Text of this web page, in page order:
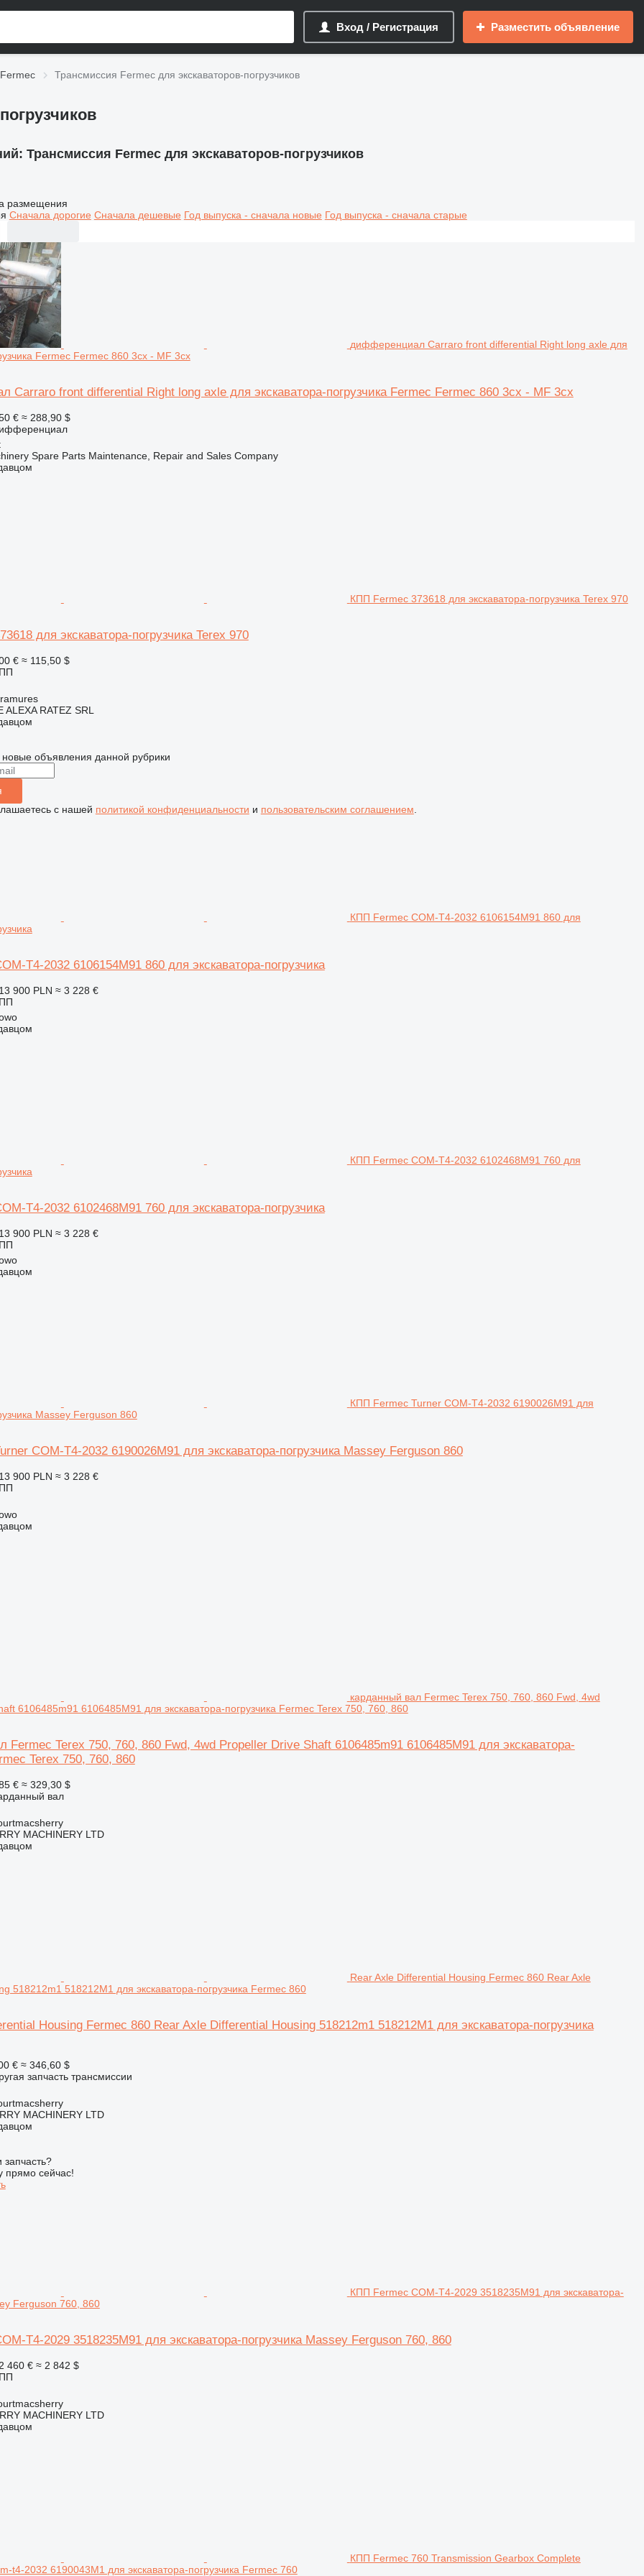
Вход / Регистрация Разместить объявление
Трансмиссия Fermec для экскаваторов-погрузчиков
Трансмиссия Fermec для экскаваторов-погрузчиков
размещения
Сначала дорогие Сначала дешевые Год выпуска - сначала новые Год выпуска - сначала старые
дифференциал Carraro front differential Right long axle для
Fermec Fermec 860 3cx - MF 3cx
Carraro front differential Right long axle для экскаватора-погрузчика Fermec Fermec 860 3cx - MF 3cx
€ ≈ 288,90 $
Spare Parts Maintenance, Repair and Sales Company
КПП Fermec 373618 для экскаватора-погрузчика Terex 970
для экскаватора-погрузчика Terex 970
€ ≈ 115,50 $
ALEXA RATEZ SRL
объявления данной рубрики
с нашей политикой конфиденциальности и пользовательским соглашением
КПП Fermec COM-T4-2032 6106154M91 860 для
T4-2032 6106154M91 860 для экскаватора-погрузчика
13 900 PLN ≈ 3 228 €
КПП Fermec COM-T4-2032 6102468M91 760 для
T4-2032 6102468M91 760 для экскаватора-погрузчика
13 900 PLN ≈ 3 228 €
КПП Fermec Turner COM-T4-2032 6190026M91 для
Massey Ferguson 860
COM-T4-2032 6190026M91 для экскаватора-погрузчика Massey Ferguson 860
13 900 PLN ≈ 3 228 €
карданный вал Fermec Terex 750, 760, 860 Fwd, 4wd
6106485m91 6106485M91 для экскаватора-погрузчика Fermec Terex 750, 760, 860
Fermec Terex 750, 760, 860 Fwd, 4wd Propeller Drive Shaft 6106485m91 6106485M91 для экскаватора-
Terex 750, 760, 860
€ ≈ 329,30 $
вал
MACHINERY LTD
Rear Axle Differential Housing Fermec 860 Rear Axle
518212m1 518212M1 для экскаватора-погрузчика Fermec 860
Housing Fermec 860 Rear Axle Differential Housing 518212m1 518212M1 для экскаватора-погрузчика
€ ≈ 346,60 $
запчасть трансмиссии
MACHINERY LTD
прямо сейчас!
КПП Fermec COM-T4-2029 3518235M91 для экскаватора-
Ferguson 760, 860
T4-2029 3518235M91 для экскаватора-погрузчика Massey Ferguson 760, 860
2 460 € ≈ 2 842 $
MACHINERY LTD
КПП Fermec 760 Transmission Gearbox Complete
t4-2032 6190043M1 для экскаватора-погрузчика Fermec 760